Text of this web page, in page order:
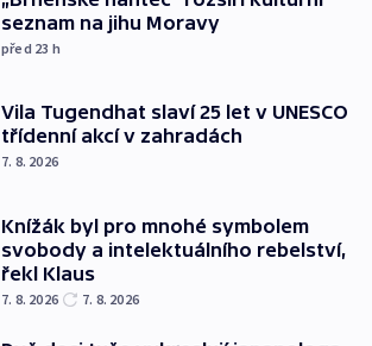
seznam na jihu Moravy
před 23 h
Vila Tugendhat slaví 25 let v UNESCO
třídenní akcí v zahradách
7. 8. 2026
Knížák byl pro mnohé symbolem
svobody a intelektuálního rebelství,
řekl Klaus
7. 8. 2026 7. 8. 2026